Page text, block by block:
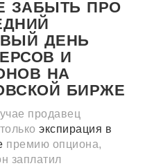
ЗАБЫТЬ ПРО
ДЕНЬ
И
НА
БИРЖЕ
продавец
экспирация в
премию опциона,
заплатил